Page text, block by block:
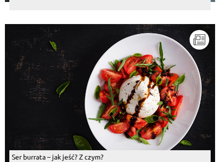
Ser burrata – jak jeść? Z czym?